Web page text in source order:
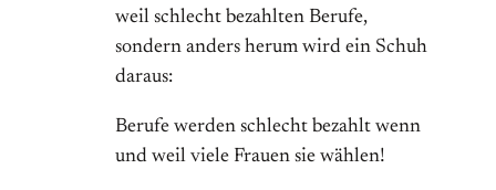
weil schlecht bezahlten Berufe,
sondern anders herum wird ein Schuh
daraus:
Berufe werden schlecht bezahlt wenn
und weil viele Frauen sie wählen!